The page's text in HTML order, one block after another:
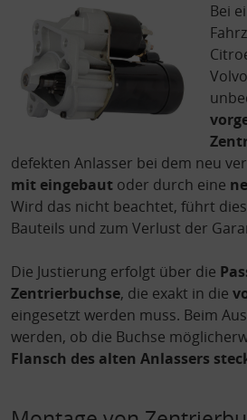
Bei
defekten Anlasser bei dem neu
mit eingebaut oder durch eine
Wird das nicht beachtet, führt
Bauteils und zum Verlust der
Die Justierung erfolgt über die
Zentrierbuchse, die exakt in die
eingesetzt werden muss. Beim
werden, ob die Buchse
Flansch des alten Anlassers